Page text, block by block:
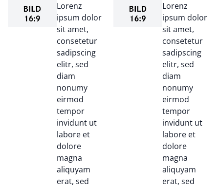
Lorenz
ipsum dolor
sit amet,
consetetur
sadipscing
elitr, sed
diam
nonumy
eirmod
tempor
invidunt ut
labore et
dolore
magna
aliquyam
erat, sed
Lorenz
ipsum dolor
sit amet,
consetetur
sadipscing
elitr, sed
diam
nonumy
eirmod
tempor
invidunt ut
labore et
dolore
magna
aliquyam
erat, sed